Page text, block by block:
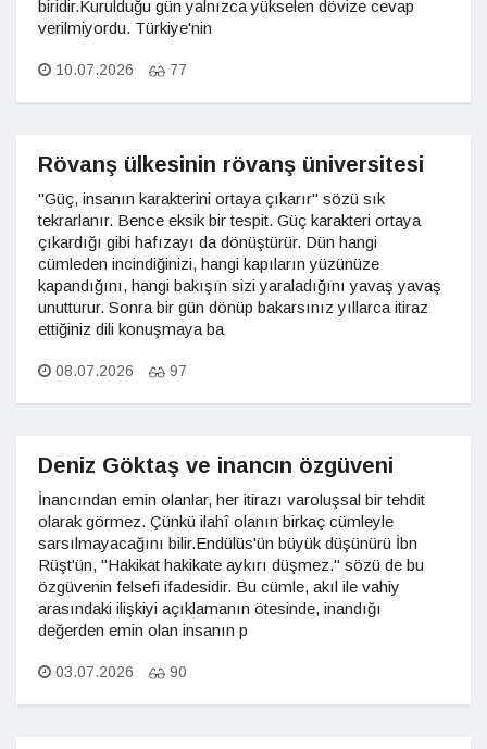
biridir.Kurulduğu gün yalnızca yükselen dövize cevap
verilmiyordu. Türkiye'nin
10.07.2026 77
Rövanş ülkesinin rövanş üniversitesi
''Güç, insanın karakterini ortaya çıkarır" sözü sık
tekrarlanır. Bence eksik bir tespit. Güç karakteri ortaya
çıkardığı gibi hafızayı da dönüştürür. Dün hangi
cümleden incindiğinizi, hangi kapıların yüzünüze
kapandığını, hangi bakışın sizi yaraladığını yavaş yavaş
unutturur. Sonra bir gün dönüp bakarsınız yıllarca itiraz
ettiğiniz dili konuşmaya ba
08.07.2026 97
Deniz Göktaş ve inancın özgüveni
İnancından emin olanlar, her itirazı varoluşsal bir tehdit
olarak görmez. Çünkü ilahî olanın birkaç cümleyle
sarsılmayacağını bilir.Endülüs'ün büyük düşünürü İbn
Rüşt'ün, "Hakikat hakikate aykırı düşmez." sözü de bu
özgüvenin felsefi ifadesidir. Bu cümle, akıl ile vahiy
arasındaki ilişkiyi açıklamanın ötesinde, inandığı
değerden emin olan insanın p
03.07.2026 90